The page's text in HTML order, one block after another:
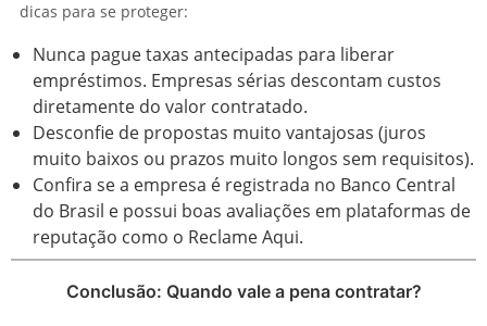
dicas para se proteger:
Nunca pague taxas antecipadas para liberar
empréstimos. Empresas sérias descontam custos
diretamente do valor contratado.
Desconfie de propostas muito vantajosas (juros
muito baixos ou prazos muito longos sem requisitos).
Confira se a empresa é registrada no Banco Central
do Brasil e possui boas avaliações em plataformas de
reputação como o Reclame Aqui.
Conclusão: Quando vale a pena contratar?